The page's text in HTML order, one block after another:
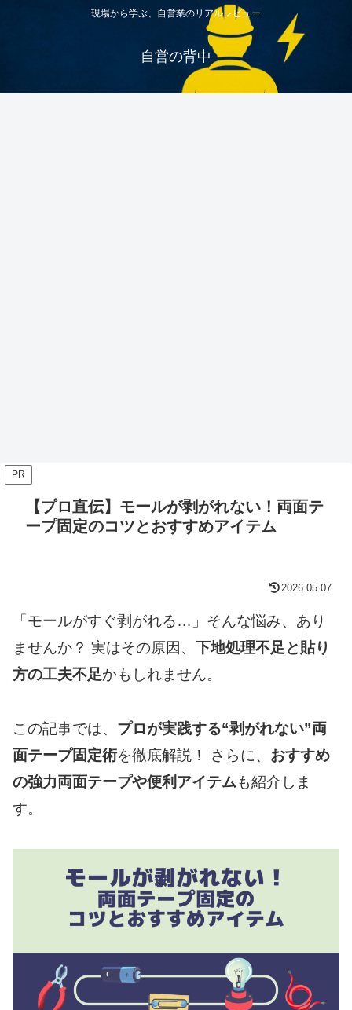
現場から学ぶ、自営業のリアルレビュー
自営の背中
PR
【プロ直伝】モールが剥がれない！両面テ
ープ固定のコツとおすすめアイテム
2026.05.07
「モールがすぐ剥がれる…」そんな悩み、あり
ませんか？ 実はその原因、 下地処理不足と貼り
方の工夫不足かもしれません。
この記事では、 プロが実践する“剥がれない”両
面テープ固定術を徹底解説！ さらに、 おすすめ
の強力両面テープや便利アイテムも紹介しま
す。